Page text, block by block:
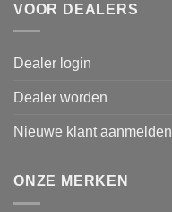
VOOR DEALERS
Dealer login
Dealer worden
Nieuwe klant aanmelden
ONZE MERKEN